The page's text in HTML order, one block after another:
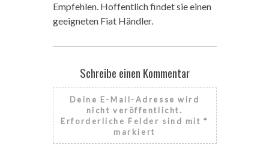
Empfehlen. Hoffentlich findet sie einen
geeigneten Fiat Händler.
Schreibe einen Kommentar
Deine E-Mail-Adresse wird
nicht veröffentlicht.
Erforderliche Felder sind mit*
markiert